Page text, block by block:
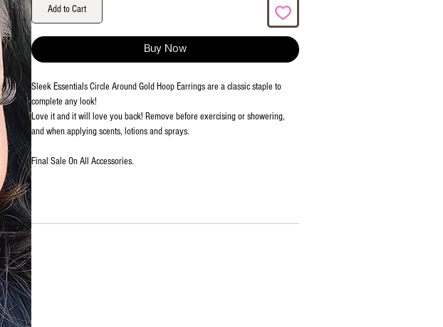
Add to Cart
Buy Now
Sleek Essentials Circle Around Gold Hoop Earrings are a classic staple to
complete any look!
Love it and it will love you back! Remove before exercising or showering,
and when applying scents, lotions and sprays.
Final Sale On All Accessories.